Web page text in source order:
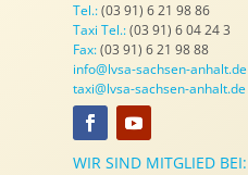
Tel.:(03 91) 6 21 98 86
Taxi Tel.:(03 91) 6 04 24 3
Fax:(03 91) 6 21 98 88
info@lvsa-sachsen-anhalt.de
taxi@lvsa-sachsen-anhalt.de
WIR SIND MITGLIED BEI: